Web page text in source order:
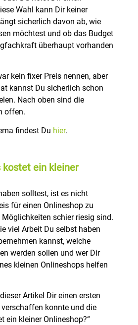
Wahl kann Dir keiner
sicherlich davon ab, wie
möchtest und ob das Budget
überhaupt vorhanden
kein fixer Preis nennen, aber
kannst Du sicherlich schon
Nach oben sind die
offen.
findest Du hier.
kostet ein kleiner
solltest, ist es nicht
für einen Onlineshop zu
Möglichkeiten schier riesig sind.
viel Arbeit Du selbst haben
kannst, welche
werden sollen und wer Dir
kleinen Onlineshops helfen
Artikel Dir einen ersten
konnte und die
ein kleiner Onlineshop?“